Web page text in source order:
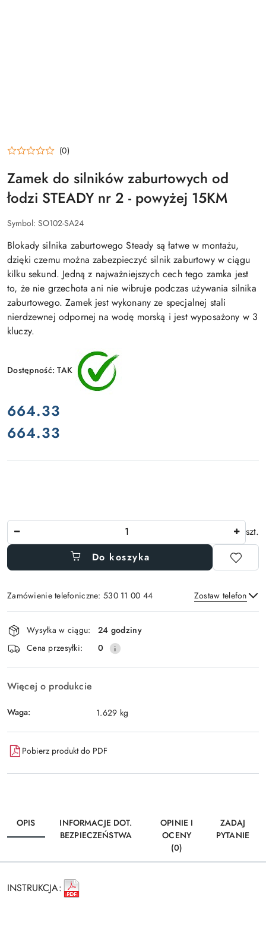
(0)
Zamek do silników zaburtowych od
łodzi STEADY nr 2 - powyżej 15KM
Symbol: SO102-SA24
Blokady silnika zaburtowego Steady są łatwe w montażu,
dzięki czemu można zabezpieczyć silnik zaburtowy w ciągu
kilku sekund. Jedną z najważniejszych cech tego zamka jest
to, że nie grzechota ani nie wibruje podczas używania silnika
zaburtowego. Zamek jest wykonany ze specjalnej stali
nierdzewnej odpornej na wodę morską i jest wyposażony w 3
kluczy.
Dostępność:TAK
cena:
664.33
Cena:
664.33
Ilość
szt.
Do koszyka
Zamówienie telefoniczne: 530 11 00 44 Zostaw telefon
Wyślij
Dostępność
i
dostawa
Wysyłka w ciągu:
24 godziny
Cena przesyłki:
0
Więcej o produkcie
Waga: 1.629 kg
Pobierz produkt do PDF
OPIS
INFORMACJE DOT.
BEZPIECZEŃSTWA
OPINIE I
OCENY
(0)
ZADAJ
PYTANIE
INSTRUKCJA: